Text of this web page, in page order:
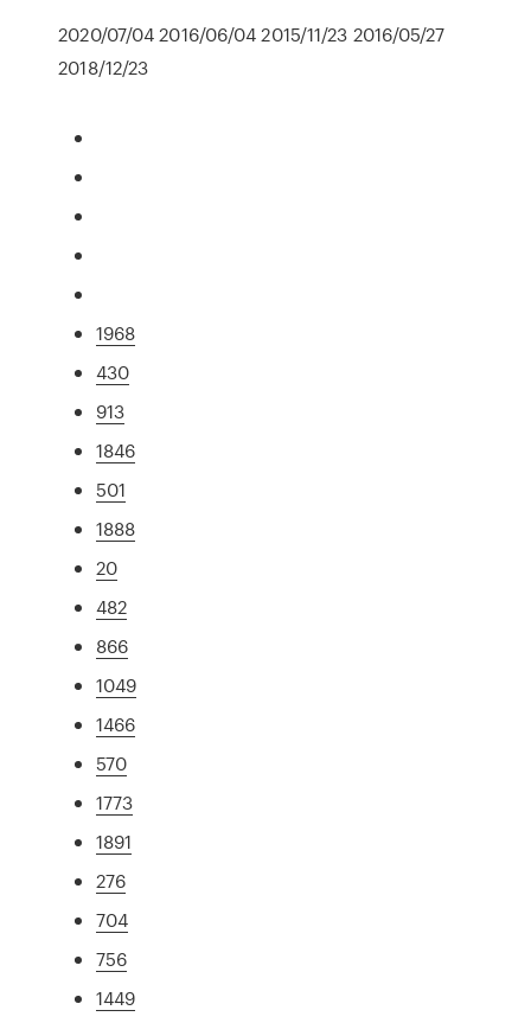
2020/07/04 2016/06/04 2015/11/23 2016/05/27
2018/12/23
1968
430
913
1846
501
1888
20
482
866
1049
1466
570
1773
1891
276
704
756
1449